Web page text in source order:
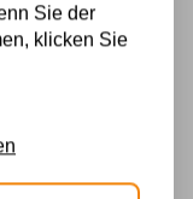
Sie der
klicken Sie